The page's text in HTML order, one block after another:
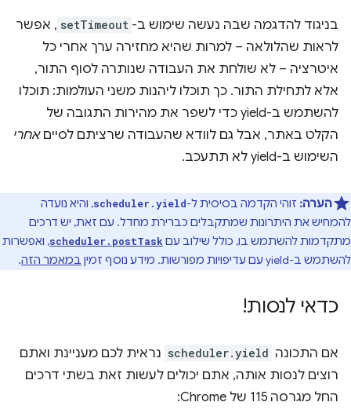
בניגוד להדגמה שבה נעשה שימוש ב- setTimeout , אפשר
לראות שהלולאה – למרות שהיא מחזירה ערך אחרי כל
איטרציה – לא שולחת את העבודה שנותרה לסוף התור,
אלא לתחילת התור. כך תוכלו ליהנות משני העולמות: תוכלו
להשתמש ב-yield כדי לשפר את מהירות התגובה של
הקלט באתר, אבל גם לוודא שהעבודה שרציתם לסייםאחרי
השימוש ב-yield לא תתעכב.
הערה: זוהי הקדמה בסיסית ל-scheduler.yield, והיא נועדה
להמחיש את היתרונות שמתקבלים כברירת מחדל. עם זאת, יש דרכים
מתקדמות להשתמש בו, כולל שילוב עם scheduler.postTask, ואפשרות
להשתמש ב-yield עם עדיפויות מפורשות. מידע נוסף זמין
במאמר הזה.
כדאי לנסות!
אם התכונה scheduler.yield נראית לכם מעניינת ואתם
רוצים לנסות אותה, אתם יכולים לעשות זאת בשתי דרכים
החל מגרסה 115 של Chrome: